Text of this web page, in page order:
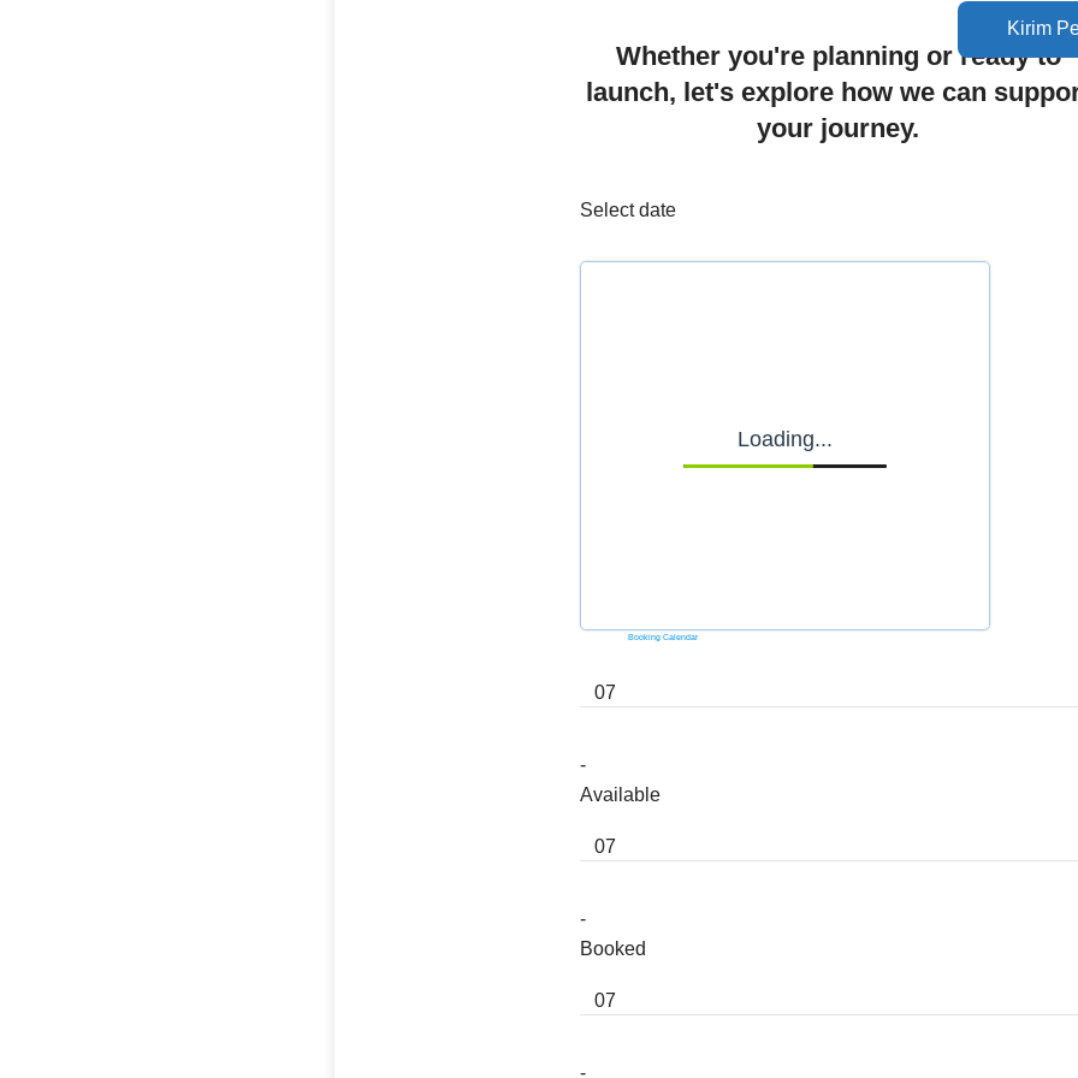
Whether you're planning or ready to
launch, let's explore how we can
your journey.
Select date
Loading...
Booking Calendar
07
-
Available
07
-
Booked
07
-
Kirim